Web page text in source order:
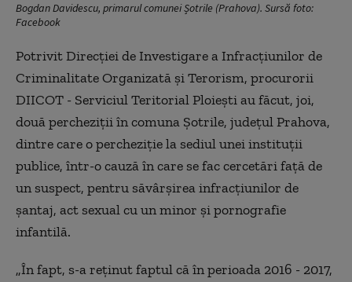
Bogdan Davidescu, primarul comunei Șotrile (Prahova). Sursă foto:
Facebook
Potrivit Direcţiei de Investigare a Infracţiunilor de
Criminalitate Organizată şi Terorism, procurorii
DIICOT - Serviciul Teritorial Ploieşti au făcut, joi,
două percheziţii în comuna Şotrile, judeţul Prahova,
dintre care o percheziţie la sediul unei instituţii
publice, într-o cauză în care se fac cercetări faţă de
un suspect, pentru săvârşirea infracţiunilor de
şantaj, act sexual cu un minor şi pornografie
infantilă.
„În fapt, s-a reţinut faptul că în perioada 2016 - 2017,